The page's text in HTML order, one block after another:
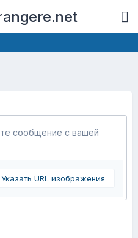
сообщение с вашей
Указать URL изображения